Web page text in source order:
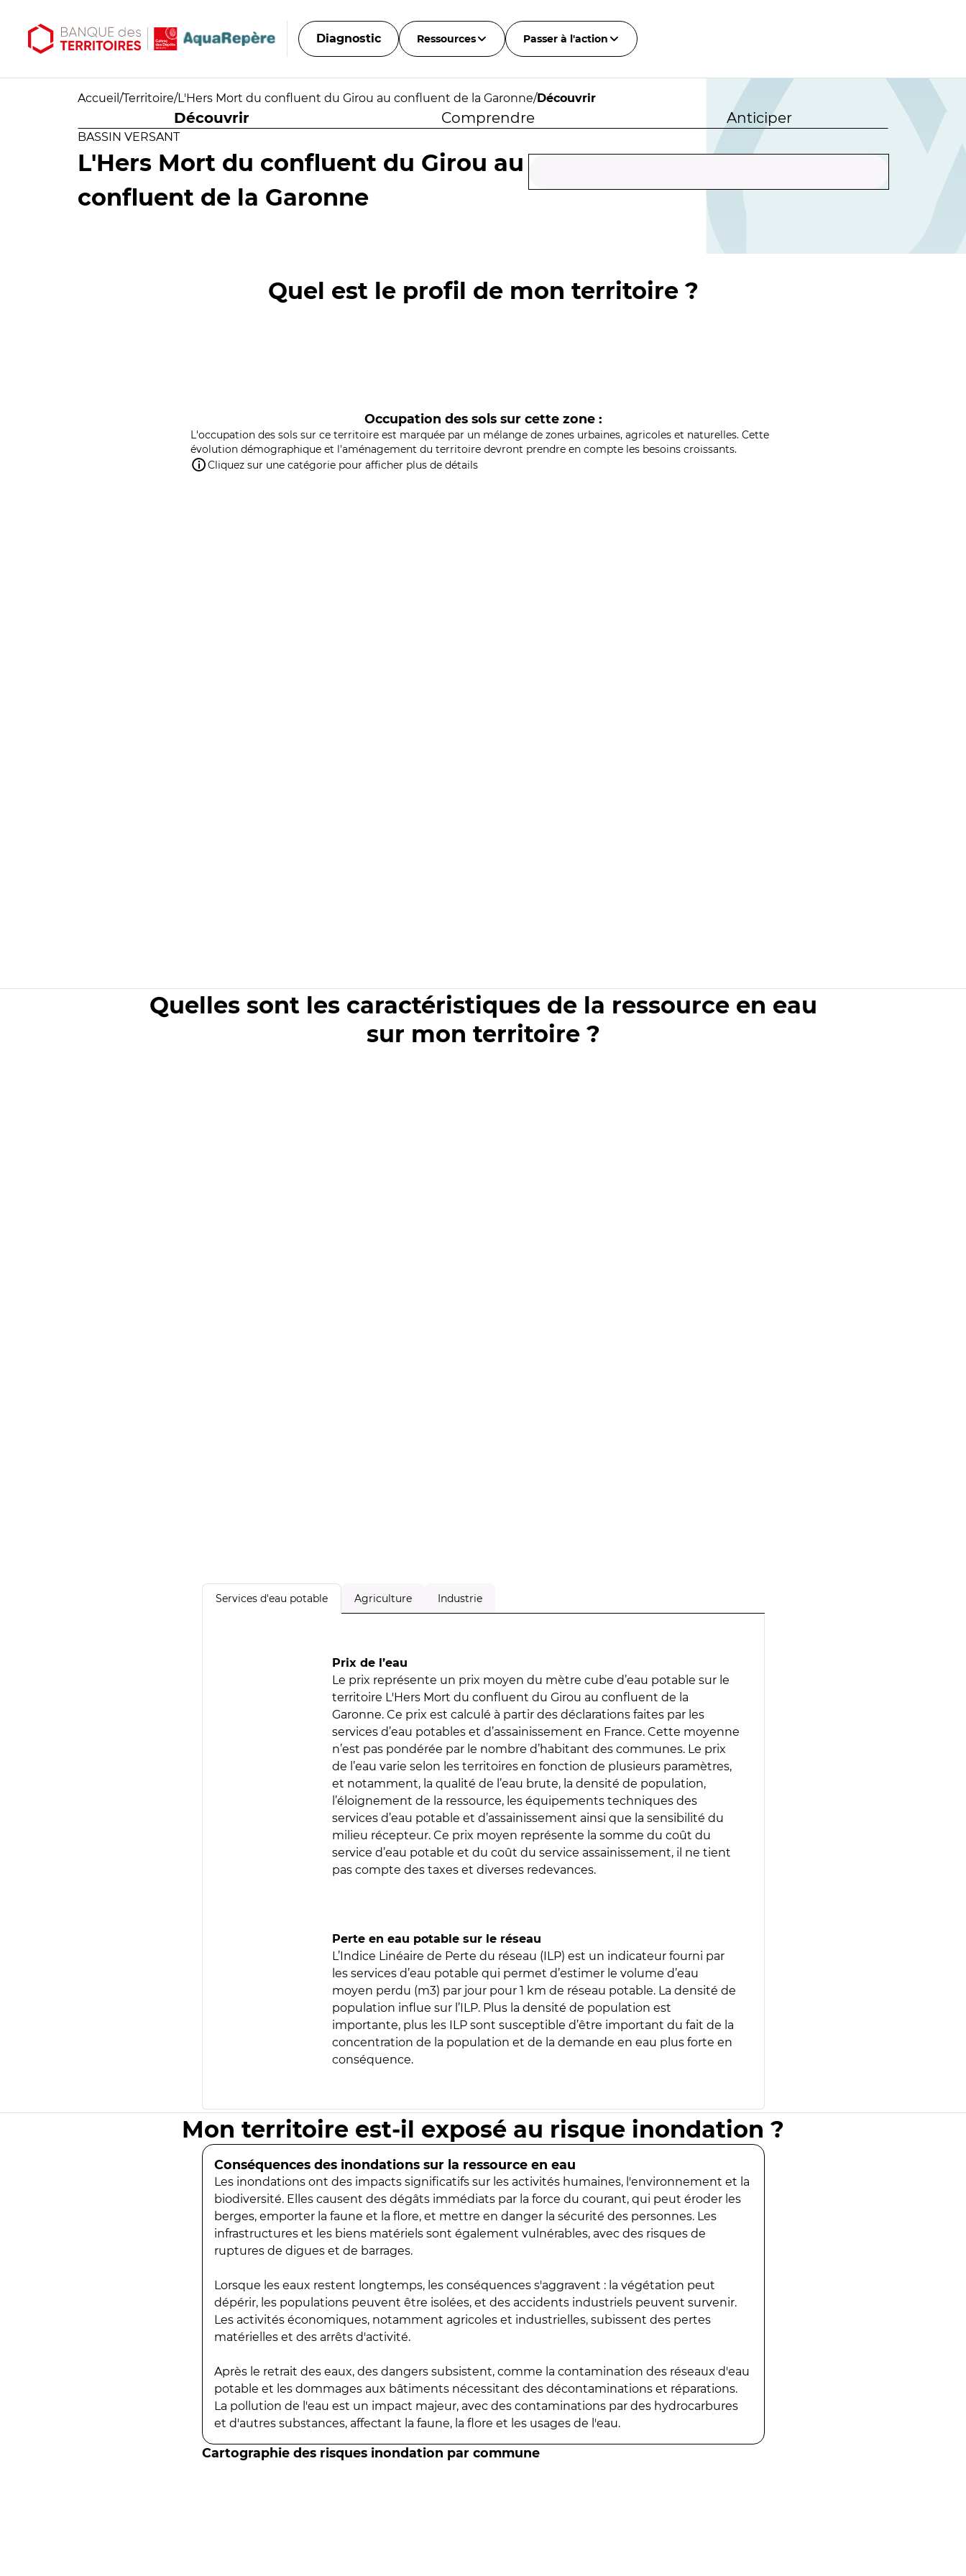
Diagnostic Ressources Passer à l'action
Accueil /Territoire/L'Hers Mort du confluent du Girou au confluent de la Garonne/Découvrir
Découvrir Comprendre Anticiper
BASSIN VERSANT
L'Hers Mort du confluent du Girou au
confluent de la Garonne
Quel est le profil de mon territoire ?
Occupation des sols sur cette zone :
L'occupation des sols sur ce territoire est marquée par un mélange de zones urbaines, agricoles et naturelles. Cette
évolution démographique et l'aménagement du territoire devront prendre en compte les besoins croissants.
Cliquez sur une catégorie pour afficher plus de détails
Quelles sont les caractéristiques de la ressource en eau
sur mon territoire ?
Services d'eau potable Agriculture Industrie
Prix de l’eau
Le prix représente un prix moyen du mètre cube d’eau potable sur le
territoire L'Hers Mort du confluent du Girou au confluent de la
Garonne. Ce prix est calculé à partir des déclarations faites par les
services d’eau potables et d’assainissement en France. Cette moyenne
n’est pas pondérée par le nombre d’habitant des communes. Le prix
de l’eau varie selon les territoires en fonction de plusieurs paramètres,
et notamment, la qualité de l’eau brute, la densité de population,
l’éloignement de la ressource, les équipements techniques des
services d’eau potable et d’assainissement ainsi que la sensibilité du
milieu récepteur. Ce prix moyen représente la somme du coût du
service d’eau potable et du coût du service assainissement, il ne tient
pas compte des taxes et diverses redevances.
Perte en eau potable sur le réseau
L’Indice Linéaire de Perte du réseau (ILP) est un indicateur fourni par
les services d’eau potable qui permet d’estimer le volume d’eau
moyen perdu (m3) par jour pour 1 km de réseau potable. La densité de
population influe sur l’ILP. Plus la densité de population est
importante, plus les ILP sont susceptible d’être important du fait de la
concentration de la population et de la demande en eau plus forte en
conséquence.
Mon territoire est-il exposé au risque inondation ?
Conséquences des inondations sur la ressource en eau
Les inondations ont des impacts significatifs sur les activités humaines, l'environnement et la
biodiversité. Elles causent des dégâts immédiats par la force du courant, qui peut éroder les
berges, emporter la faune et la flore, et mettre en danger la sécurité des personnes. Les
infrastructures et les biens matériels sont également vulnérables, avec des risques de
ruptures de digues et de barrages.
Lorsque les eaux restent longtemps, les conséquences s'aggravent : la végétation peut
dépérir, les populations peuvent être isolées, et des accidents industriels peuvent survenir.
Les activités économiques, notamment agricoles et industrielles, subissent des pertes
matérielles et des arrêts d'activité.
Après le retrait des eaux, des dangers subsistent, comme la contamination des réseaux d'eau
potable et les dommages aux bâtiments nécessitant des décontaminations et réparations.
La pollution de l'eau est un impact majeur, avec des contaminations par des hydrocarbures
et d'autres substances, affectant la faune, la flore et les usages de l'eau.
Cartographie des risques inondation par commune